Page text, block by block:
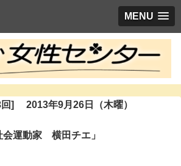
MENU
] 2013年9月26日（木曜）
会運動家 横田チエ」